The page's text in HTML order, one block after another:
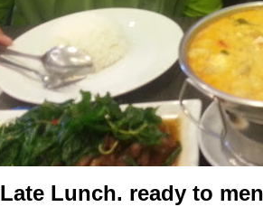
Late Lunch. ready to